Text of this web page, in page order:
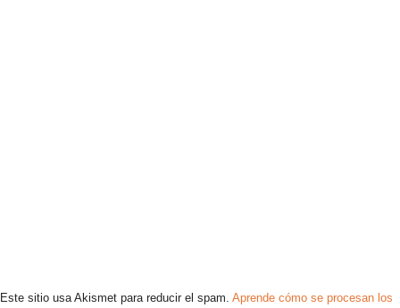
Este sitio usa Akismet para reducir el spam. Aprende cómo se procesan los